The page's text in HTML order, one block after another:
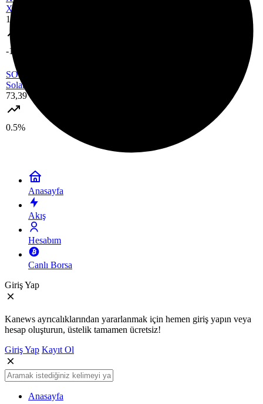
XRP
1,05 USDT
-1.3%
SOL
Solana
73,39 USDT
0.5%
Anasayfa
Akış
Hesabım
Canlı Borsa
Giriş Yap
Kanews ayrıcalıklarından yararlanmak için hemen giriş yapın veya
hesap oluşturun, üstelik tamamen ücretsiz!
Giriş Yap Kayıt Ol
Anasayfa